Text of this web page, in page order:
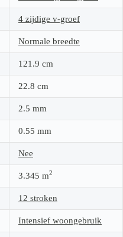
4 zijdige v-groef
Normale breedte
121.9 cm
22.8 cm
2.5 mm
0.55 mm
Nee
3.345 m2
12 stroken
Intensief woongebruik